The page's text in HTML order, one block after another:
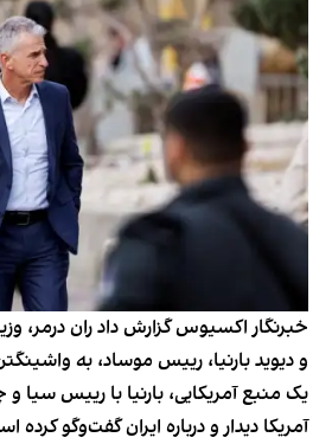
خبرنگار اکسیوس گزارش داد ران درمر،
و دیوید بارنیا، رییس موساد، به
یک منبع آمریکایی، بارنیا با رییس سیا
آمریکا دیدار و درباره ایران گفت‌وگو کرده